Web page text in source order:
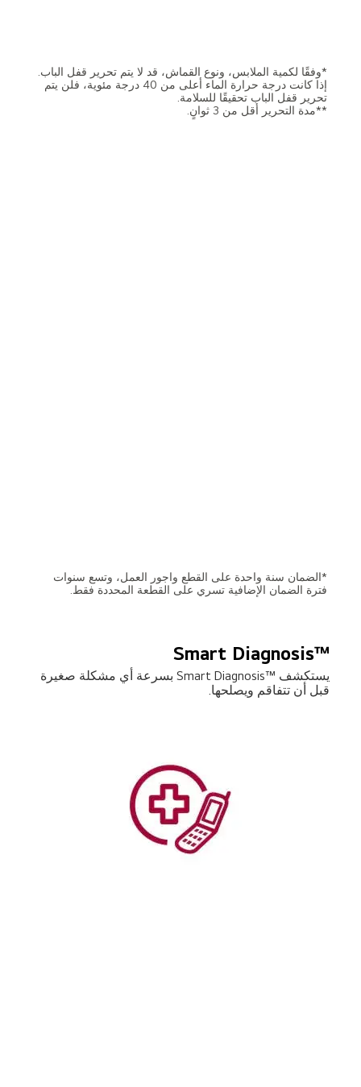
*وفقًا لكمية الملابس، ونوع القماش، قد لا يتم تحرير قفل الباب.
إذا كانت درجة حرارة الماء أعلى من 40 درجة مئوية، فلن يتم
تحرير قفل الباب تحقيقًا للسلامة.
**مدة التحرير أقل من 3 ثوانٍ.
*الضمان سنة واحدة على القطع واجور العمل، وتسع سنوات
فترة الضمان الإضافية تسري على القطعة المحددة فقط.
™Smart Diagnosis
يستكشف ™Smart Diagnosis بسرعة أي مشكلة صغيرة
قبل أن تتفاقم ويصلحها.